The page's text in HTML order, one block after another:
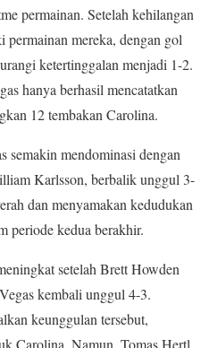
permainan. Setelah kehilangan
permainan mereka, dengan gol
ketertinggalan menjadi 1-2.
hanya berhasil mencatatkan
12 tembakan Carolina.
semakin mendominasi dengan
Karlsson, berbalik unggul 3-
dan menyamakan kedudukan
periode kedua berakhir.
setelah Brett Howden
kembali unggul 4-3.
keunggulan tersebut,
Carolina. Namun, Tomas Hertl